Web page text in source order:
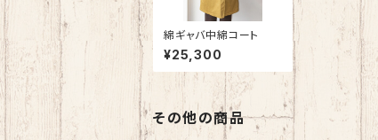
綿ギャバ中綿コート
¥25,300
その他の商品